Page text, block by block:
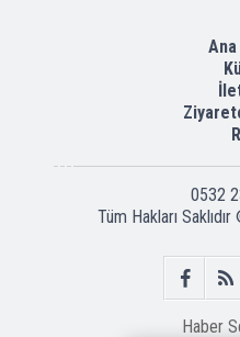
0532
Tüm Hakları
Haber